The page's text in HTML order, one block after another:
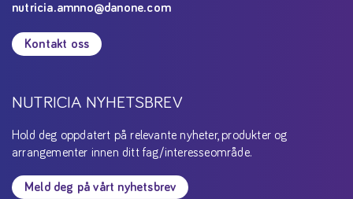
nutricia.amnno@danone.com
Kontakt oss
NUTRICIA NYHETSBREV
Hold deg oppdatert på relevante nyheter, produkter og
arrangementer innen ditt fag/interesseområde.
Meld deg på vårt nyhetsbrev